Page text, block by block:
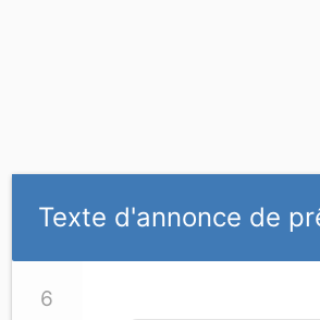
Texte d'annonce de
6